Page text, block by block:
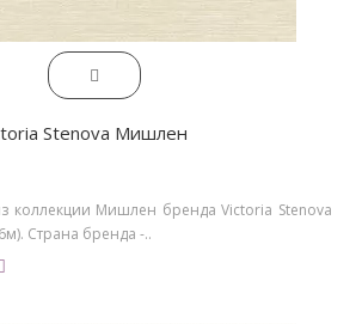
Stenova Мишлен
коллекции Мишлен бренда Victoria Stenova
Страна бренда -..